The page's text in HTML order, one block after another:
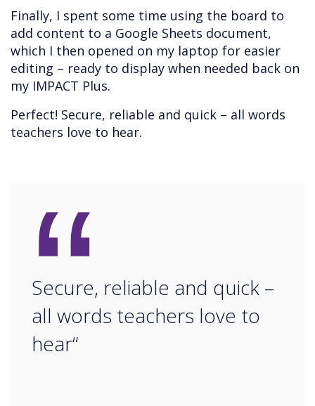
Finally, I spent some time using the board to
add content to a Google Sheets document,
which I then opened on my laptop for easier
editing – ready to display when needed back on
my IMPACT Plus.
Perfect! Secure, reliable and quick – all words
teachers love to hear.
“
Secure, reliable and quick –
all words teachers love to
hear“